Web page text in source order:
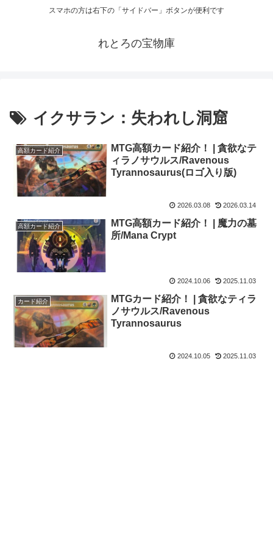
スマホの方は右下の「サイドバー」ボタンが便利です
れとろの宝物庫
イクサラン：失われし洞窟
高額カード紹介
MTG高額カード紹介！ | 貪欲なテ
ィラノサウルス/Ravenous
Tyrannosaurus(ロゴ入り版)
2026.03.08 2026.03.14
高額カード紹介
MTG高額カード紹介！ | 魔力の墓
所/Mana Crypt
2024.10.06 2025.11.03
カード紹介
MTGカード紹介！ | 貪欲なティラ
ノサウルス/Ravenous
Tyrannosaurus
2024.10.05 2025.11.03